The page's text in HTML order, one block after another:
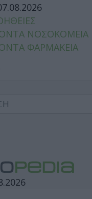
ΝΟΣΟΚΟΜΕΙΑ
ΦΑΡΜΑΚΕΙΑ